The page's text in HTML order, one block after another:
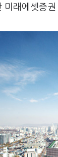
미래에셋증